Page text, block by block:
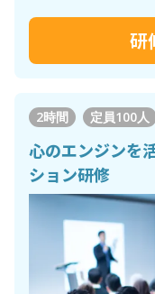
研
2時間 定員100人
心のエンジンを
ション研修